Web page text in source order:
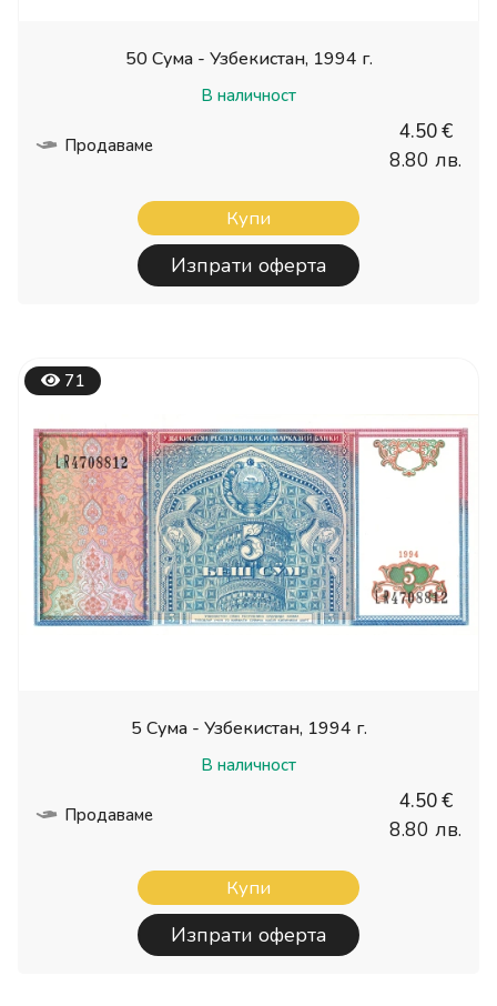
50 Сума - Узбекистан, 1994 г.
В наличност
Продаваме
4.50 €
8.80 лв.
Купи
Изпрати оферта
71
5 Сума - Узбекистан, 1994 г.
В наличност
Продаваме
4.50 €
8.80 лв.
Купи
Изпрати оферта